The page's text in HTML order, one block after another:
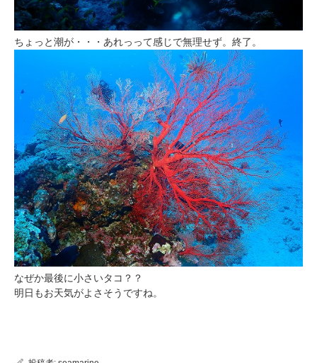
ちょっと潮が・・・あれっって感じで無理せず。終了。
なぜか最後に小さいタコ？？
明日もお天気がよさそうですね。